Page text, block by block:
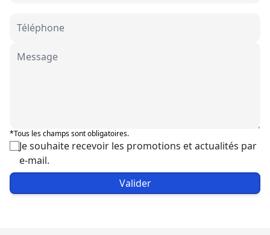
*Tous les champs sont obligatoires.
Je souhaite recevoir les promotions et actualités par
e-mail.
Valider